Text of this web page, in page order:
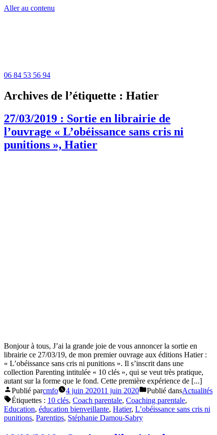
Aller au contenu
06 84 53 56 94
Archives de l’étiquette : Hatier
27/03/2019 : Sortie en librairie de
l’ouvrage « L’obéissance sans cris ni
punitions », Hatier
Bonjour à tous, J’ai la grande joie de vous annoncer la sortie en
librairie ce 27/03/19, de mon premier ouvrage aux éditions Hatier :
« L’obéissance sans cris ni punitions ». Il s’inscrit dans une
collection Parenting intitulée « 10 clés », qui se veut très pratique,
autant sur la forme que le fond. Cette première expérience de [...]
Publié parcmfo 4 juin 202011 juin 2020 Publié dansActualités
Étiquettes : 10 clés, Coach parentale, Coaching parentale,
Education, éducation bienveillante, Hatier, L’obéissance sans cris ni
punitions, Parentips, Stéphanie Damou-Sabry